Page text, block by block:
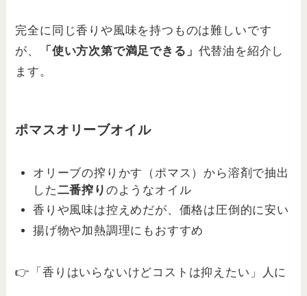
完全に同じ香りや風味を持つものは難しいです
が、
「使い方次第で満足できる」 代替油を紹介し
ます。
ポマスオリーブオイル
オリーブの搾りかす（ポマス）から溶剤で抽出
した二番搾り のようなオイル
香りや風味は控えめだが、価格は圧倒的に安い
揚げ物や加熱調理にもおすすめ
👉「香りはいらないけどコストは抑えたい」人に